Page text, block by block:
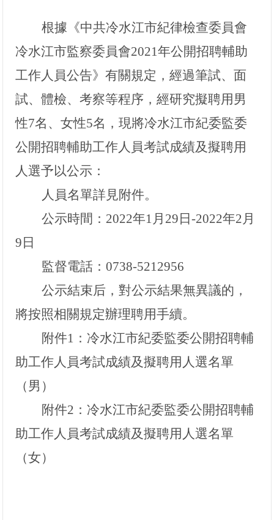
根據《中共冷水江市紀律檢查委員會
冷水江市監察委員會2021年公開招聘輔助
工作人員公告》有關規定，經過筆試、面
試、體檢、考察等程序，經研究擬聘用男
性7名、女性5名，現將冷水江市紀委監委
公開招聘輔助工作人員考試成績及擬聘用
人選予以公示：
人員名單詳見附件。
公示時間： 2022年1月29日-2022年2月
9日
監督電話：0738-5212956
公示結束后，對公示結果無異議的，
將按照相關規定辦理聘用手續。
附件1： 冷水江市紀委監委公開招聘輔
助工作人員考試成績及擬聘用人選名單
（男）
附件2： 冷水江市紀委監委公開招聘輔
助工作人員考試成績及擬聘用人選名單
（女）